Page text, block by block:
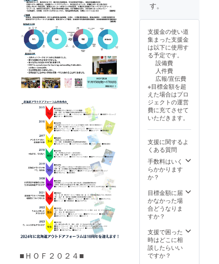
■ＨＯＦ２０２４■
2024開
中
（2024
年11月
15日
（金）
～17日
（日）
） 掲載
方法：
文字の
み
るお名
記入く
ださ
い。
掲
載を辞
退され
る場合
は、辞
退とご
記入く
ださ
い。 掲
載期
海道ア
ウトド
ア
フォー
ラム
催期間
中
年11月
15日
（金）
～17日
す。
支援金の使い道
集まった支援金
は以下に使用す
る予定です。
設備費
人件費
広報/宣伝費
※目標金額を超
えた場合はプロ
ジェクトの運営
費に充てさせて
いただきます。
支援に関するよ
くある質問
手数料はいく
らかかります
か？
目標金額に届
かなかった場
合どうなりま
すか？
支援で困った
時はどこに相
談したらいい
ですか？